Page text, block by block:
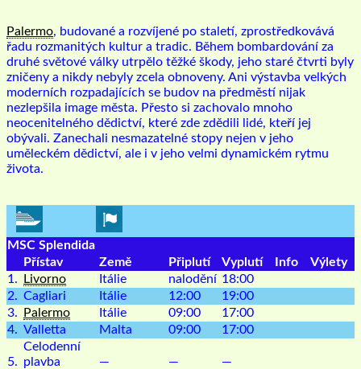
Palermo, budované a rozvíjené po staletí, zprostředkovává
řadu rozmanitých kultur a tradic. Během bombardování za
druhé světové války utrpělo těžké škody, jeho staré čtvrti byly
zničeny a nikdy nebyly zcela obnoveny. Ani výstavba velkých
moderních rozpadajících se budov na předměstí nijak
nezlepšila image města. Přesto si zachovalo mnoho
neocenitelného dědictví, které zde zdědili lidé, kteří jej
obývali. Zanechali nesmazatelné stopy nejen v jeho
uměleckém dědictví, ale i v jeho velmi dynamickém rytmu
života.
MSC Splendida
Přístav
Země Připlutí Vyplutí Info
Výlety
1.
Livorno Itálie nalodění 18:00
2. Cagliari Itálie 12:00
19:00
3.
Palermo Itálie 09:00
17:00
4. Valletta Malta 09:00 17:00
5.
Celodenní
plavba
— —
—